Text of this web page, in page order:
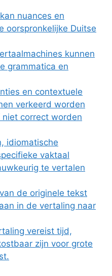
nuances en
oorspronkelijke Duitse
kunnen
grammatica en
en contextuele
verkeerd worden
correct worden
idiomatische
vaktaal
te vertalen
de originele tekst
in de vertaling naar
vereist tijd,
zijn voor grote